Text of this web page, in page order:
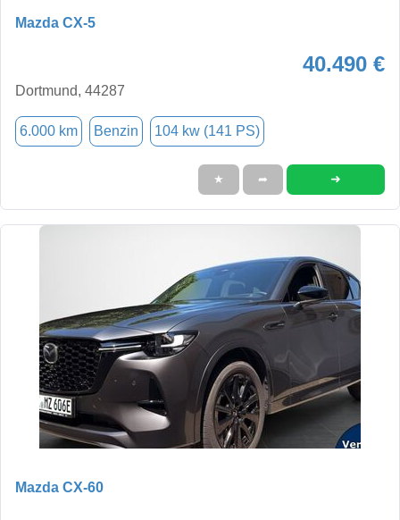
Mazda CX-5
40.490 €
Dortmund, 44287
6.000 km Benzin 104 kw (141 PS)
★ ➦ ➜
Mazda CX-60